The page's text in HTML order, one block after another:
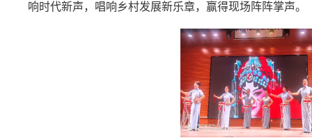
响时代新声，唱响乡村发展新乐章，赢得现场阵阵掌声。